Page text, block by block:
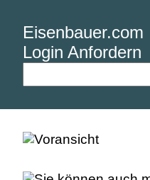
Eisenbauer.com
Login Anfordern